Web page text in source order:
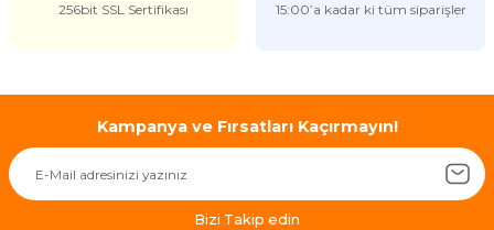
Gönder
256bit SSL Sertifikası
15:00’a kadar ki tüm siparişler
Kampanya ve Fırsatları Kaçırmayın!
Bizi Takip edin